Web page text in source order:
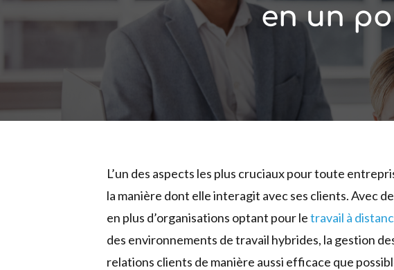
en un
L’un des aspects les plus cruciaux pour toute
la manière dont elle interagit avec ses clients. Avec
en plus d’organisations optant pour letravail à
des environnements de travail hybrides, la gestion
relations clients de manière aussi efficace que